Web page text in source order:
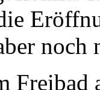
noch
Freibad